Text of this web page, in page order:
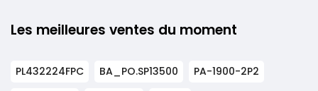
Les meilleures ventes du moment
PL432224FPC BA_PO.SP13500
PA-1900-2P2